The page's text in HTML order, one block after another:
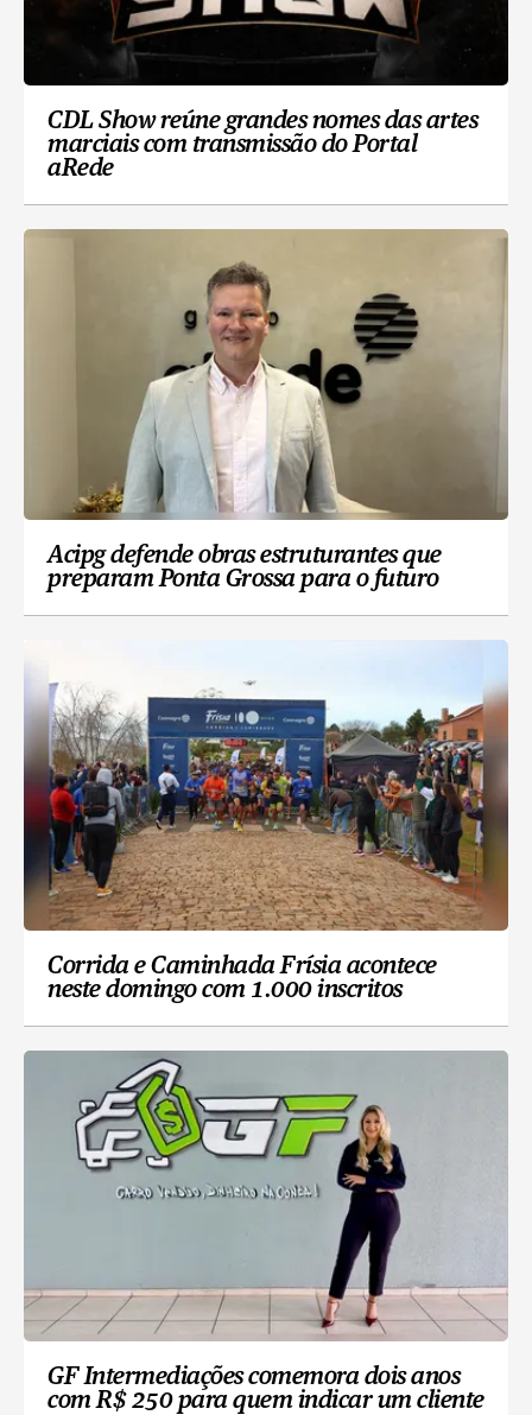
CDL Show reúne grandes nomes das artes
marciais com transmissão do Portal
aRede
Acipg defende obras estruturantes que
preparam Ponta Grossa para o futuro
Corrida e Caminhada Frísia acontece
neste domingo com 1.000 inscritos
GF Intermediações comemora dois anos
com R$ 250 para quem indicar um cliente